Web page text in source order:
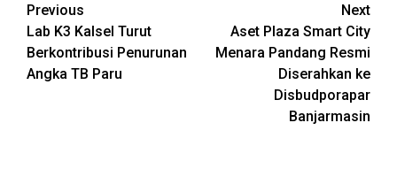
Continue
Reading
Previous
Lab K3 Kalsel Turut
Berkontribusi Penurunan
Angka TB Paru
Next
Aset Plaza Smart City
Menara Pandang Resmi
Diserahkan ke
Disbudporapar
Banjarmasin